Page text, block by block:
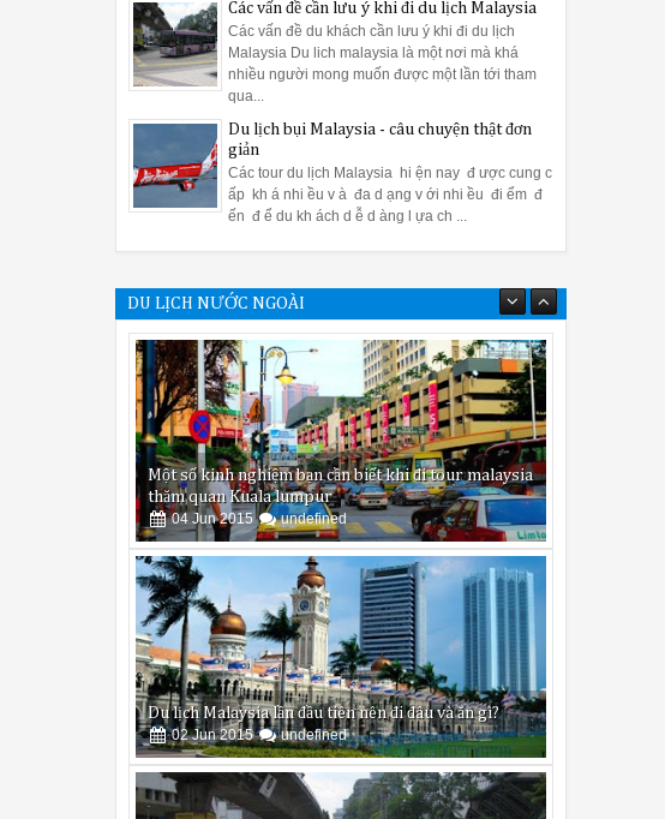
Các vấn đề cần lưu ý khi đi du lịch Malaysia
Các vấn đề du khách cần lưu ý khi đi du lịch
Malaysia Du lich malaysia là một nơi mà khá
nhiều người mong muốn được một lần tới tham
qua...
Du lịch bụi Malaysia - câu chuyện thật đơn
giản
Các tour du lịch Malaysia hi ện nay đ ược cung c
ấp kh á nhi ều v à đa d ạng v ới nhi ều đi ểm đ
ến đ ể du kh ách d ễ d àng l ựa ch ...
DU LỊCH NƯỚC NGOÀI
Một số kinh nghiệm bạn cần biết khi đi tour malaysia
thăm quan Kuala lumpur
04 Jun 2015 undefined
Du lịch Malaysia lần đầu tiên nên đi đâu và ăn gì?
02 Jun 2015 undefined